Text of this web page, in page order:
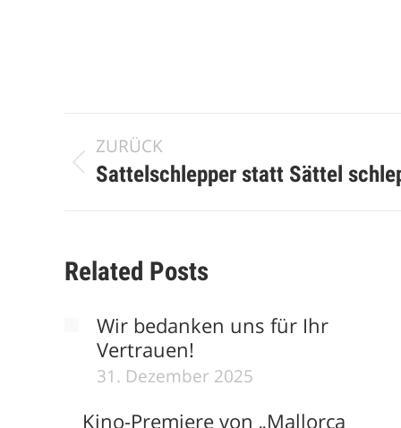
Kommentarnavigation
ZURÜCK
Vorheriger
Sattelschlepper statt Sättel
Related Posts
Wir bedanken uns für Ihr
Vertrauen!
31. Dezember 2025
Kino-Premiere von „Mallorca